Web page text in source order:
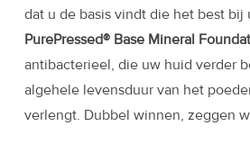
dat u de basis vindt die het best bij
PurePressed® Base Mineral
antibacterieel, die uw huid verder
algehele levensduur van het
verlengt. Dubbel winnen, zeggen